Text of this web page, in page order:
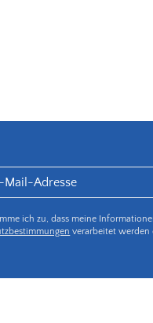
ich zu, dass meine
verarbeitet werden